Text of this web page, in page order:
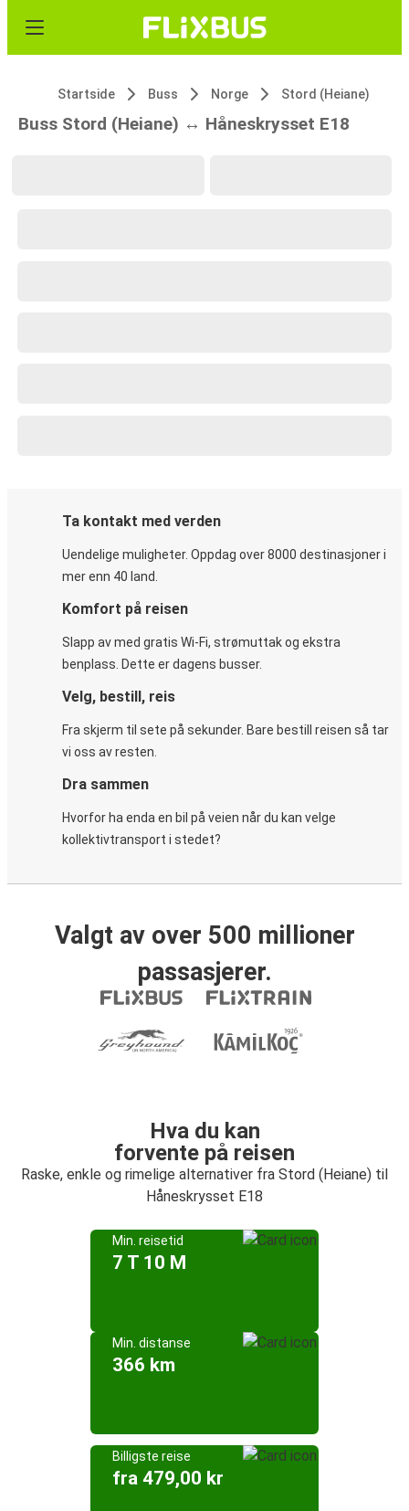
Startside Buss Norge Stord (Heiane)
Buss Stord (Heiane) ↔ Håneskrysset E18
Ta kontakt med verden
Uendelige muligheter. Oppdag over 8000 destinasjoner i
mer enn 40 land.
Komfort på reisen
Slapp av med gratis Wi-Fi, strømuttak og ekstra
benplass. Dette er dagens busser.
Velg, bestill, reis
Fra skjerm til sete på sekunder. Bare bestill reisen så tar
vi oss av resten.
Dra sammen
Hvorfor ha enda en bil på veien når du kan velge
kollektivtransport i stedet?
Valgt av over 500 millioner
passasjerer.
Hva du kan
forvente på reisen
Raske, enkle og rimelige alternativer fra Stord (Heiane) til
Håneskrysset E18
Min. reisetid
7 T 10 M
Min. distanse
366 km
Billigste reise
fra 479,00 kr